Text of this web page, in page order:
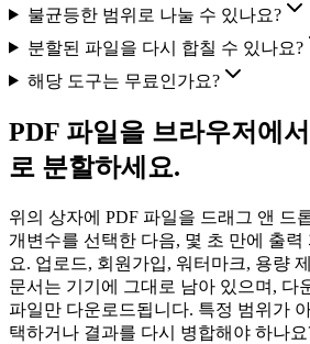
불균등한 범위로 나눌 수 있나요?
분할된 파일을 다시 합칠 수 있나요?
해당 도구는 무료인가요?
PDF 파일을 브라우저에
로 분할하세요.
위의 상자에 PDF 파일을 드래그 앤 드
개변수를 선택한 다음, 몇 초 만에 출력
요. 업로드, 회원가입, 워터마크, 용량
문서는 기기에 그대로 남아 있으며, 다
파일만 다운로드됩니다. 특정 범위가
택하거나 결과를 다시 병합해야 하나